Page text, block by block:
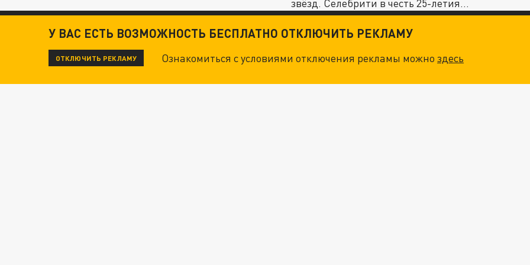
звёзд. Селебрити в честь 25-летия
бренда...
У ВАС ЕСТЬ ВОЗМОЖНОСТЬ БЕСПЛАТНО ОТКЛЮЧИТЬ РЕКЛАМУ
ОТКЛЮЧИТЬ РЕКЛАМУ Ознакомиться с условиями отключения рекламы можноздесь